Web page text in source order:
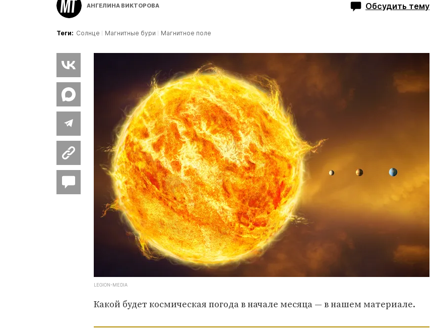
АНГЕЛИНА ВИКТОРОВА Обсудить тему
Теги: Солнце Магнитные бури Магнитное поле
LEGION-MEDIA
Какой будет космическая погода в начале месяца — в нашем материале.